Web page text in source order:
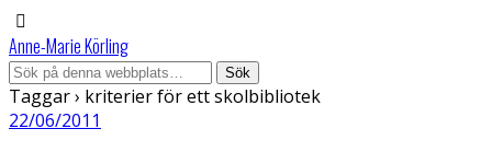
Anne-Marie Körling
Taggar › kriterier för ett skolbibliotek
22/06/2011